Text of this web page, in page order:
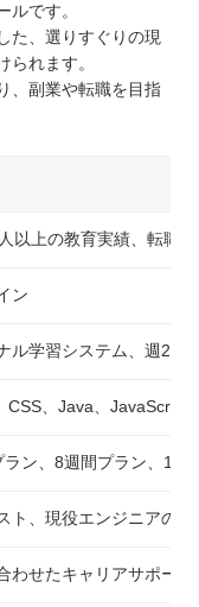
ルです。
た、選りすぐりの現
られます。
、副業や転職を目指
以上の教育実績、転職
ン
ル学習システム、週2回
CSS、Java、JavaScript
ラン、8週間プラン、12
ト、現役エンジニアの
わせたキャリアサポー